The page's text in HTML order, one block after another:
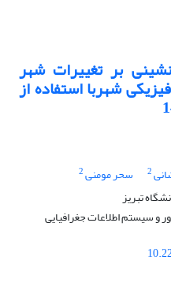
بر تغییرات شهر
شهربا استفاده از
2 سحر مومنی2
تبریز
سیستم اطلاعات جغرافیایی